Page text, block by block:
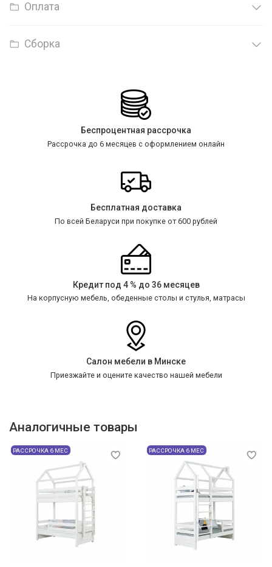
Оплата
Сборка
Беспроцентная рассрочка
Рассрочка до 6 месяцев с оформлением онлайн
Бесплатная доставка
По всей Беларуси при покупке от 600 рублей
Кредит под 4 % до 36 месяцев
На корпусную мебель, обеденные столы и стулья, матрасы
Салон мебели в Минске
Приезжайте и оцените качество нашей мебели
Аналогичные товары
РАССРОЧКА 6 МЕС РАССРОЧКА 6 МЕС